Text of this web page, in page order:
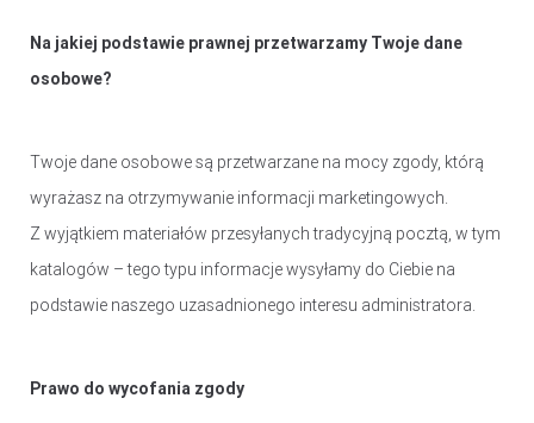
Na jakiej podstawie prawnej przetwarzamy Twoje dane
osobowe?
Twoje dane osobowe są przetwarzane na mocy zgody, którą
wyrażasz na otrzymywanie informacji marketingowych.
Z wyjątkiem materiałów przesyłanych tradycyjną pocztą, w tym
katalogów – tego typu informacje wysyłamy do Ciebie na
podstawie naszego uzasadnionego interesu administratora.
Prawo do wycofania zgody